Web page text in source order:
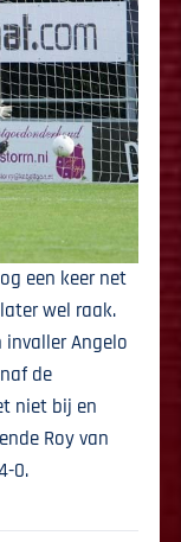
een keer net
wel raak.
Angelo
de
niet bij en
Roy van
0.